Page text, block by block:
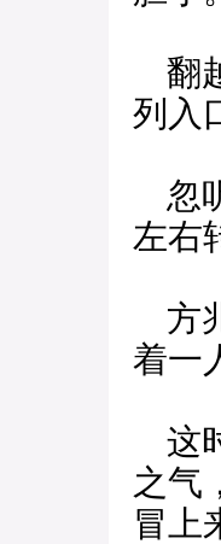
翻
列入
忽
左右
方
着一
这
之气
冒上